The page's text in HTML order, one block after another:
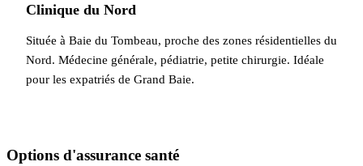
Clinique du Nord
Située à Baie du Tombeau, proche des zones résidentielles du
Nord. Médecine générale, pédiatrie, petite chirurgie. Idéale
pour les expatriés de Grand Baie.
Options d'assurance santé